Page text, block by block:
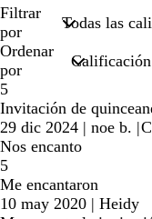
datos
de
búsqueda
Filtrar
por
Ordenar
por
5
Invitación de
29 dic 2024 | noe b. |
Nos encanto
5
Me encantaron
10 may 2020 | Heidy